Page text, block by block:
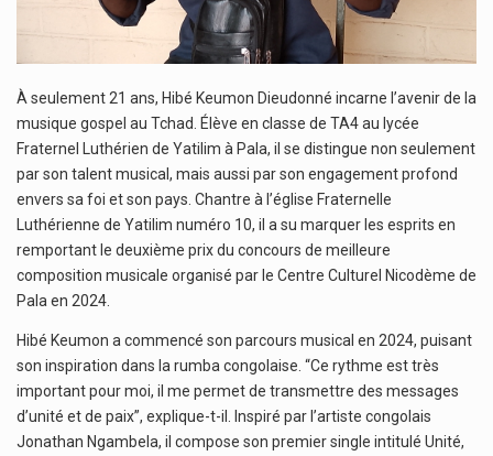
À seulement 21 ans, Hibé Keumon Dieudonné incarne l’avenir de la
musique gospel au Tchad. Élève en classe de TA4 au lycée
Fraternel Luthérien de Yatilim à Pala, il se distingue non seulement
par son talent musical, mais aussi par son engagement profond
envers sa foi et son pays. Chantre à l’église Fraternelle
Luthérienne de Yatilim numéro 10, il a su marquer les esprits en
remportant le deuxième prix du concours de meilleure
composition musicale organisé par le Centre Culturel Nicodème de
Pala en 2024.
Hibé Keumon a commencé son parcours musical en 2024, puisant
son inspiration dans la rumba congolaise. “Ce rythme est très
important pour moi, il me permet de transmettre des messages
d’unité et de paix”, explique-t-il. Inspiré par l’artiste congolais
Jonathan Ngambela, il compose son premier single intitulé Unité,